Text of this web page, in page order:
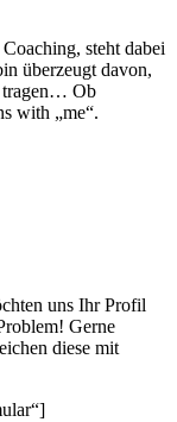
steht dabei
überzeugt davon,
tragen… Ob
with „me“.
uns Ihr Profil
Gerne
diese mit